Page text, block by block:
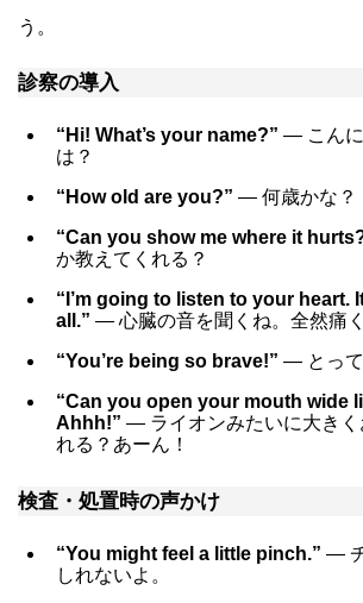
う。
診察の導入
“Hi! What’s your name?” ― こん
は？
“How old are you?” ― 何歳かな？
“Can you show me where it
か教えてくれる？
“I’m going to listen to your heart.
all.” ― 心臓の音を聞くね。全然痛く
“You’re being so brave!” ― とって
“Can you open your mouth wide
Ahhh!” ― ライオンみたいに大きく
れる？あーん！
検査・処置時の声かけ
“You might feel a little pinch.” ―
しれないよ。